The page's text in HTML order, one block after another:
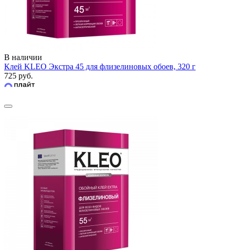
В наличии
Клей KLEO Экстра 45 для флизелиновых обоев, 320 г
725 руб.